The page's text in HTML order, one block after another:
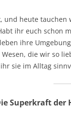
SALZBURG
STEIERMARK
TIROL
und heute
ihr euch schon
ihre
die wir so
sie im Alltag
Superkraft der